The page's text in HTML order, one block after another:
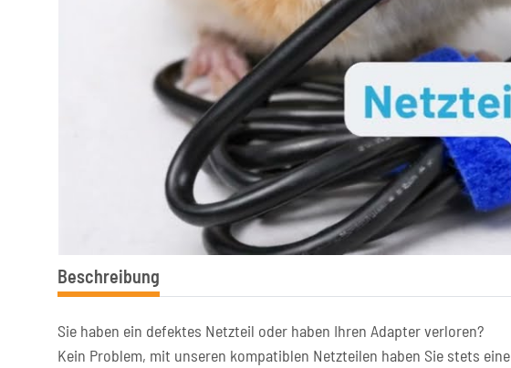
Beschreibung
Sie haben ein defektes Netzteil oder haben Ihren Adapter verloren?
Kein Problem, mit unseren kompatiblen Netzteilen haben Sie stets eine